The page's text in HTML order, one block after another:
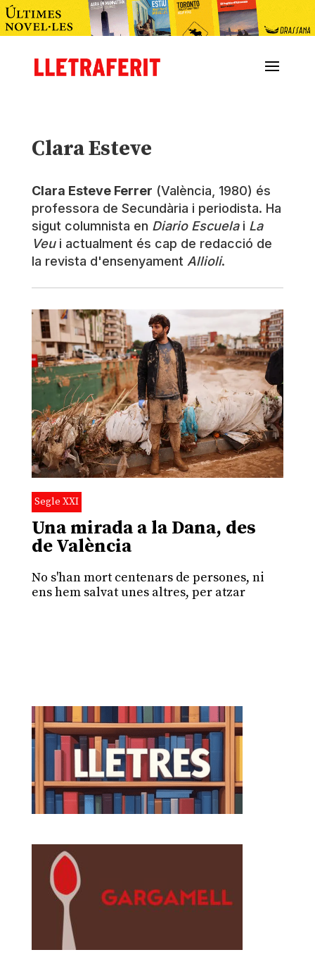
Clara Esteve
Clara Esteve Ferrer (València, 1980) és
professora de Secundària i periodista. Ha
sigut columnista en Diario Escuelai La
Veui actualment és cap de redacció de
la revista d'ensenyament Allioli.
Segle XXI
Una mirada a la Dana, des
de València
No s'han mort centenars de persones, ni
ens hem salvat unes altres, per atzar